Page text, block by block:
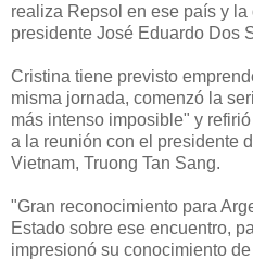
realiza Repsol en ese país y la
presidente José Eduardo Dos
Cristina tiene previsto
misma jornada, comenzó la
más intenso imposible" y
a la reunión con el presidente
Vietnam, Truong Tan Sang.
"Gran reconocimiento para
Estado sobre ese encuentro,
impresionó su conocimiento